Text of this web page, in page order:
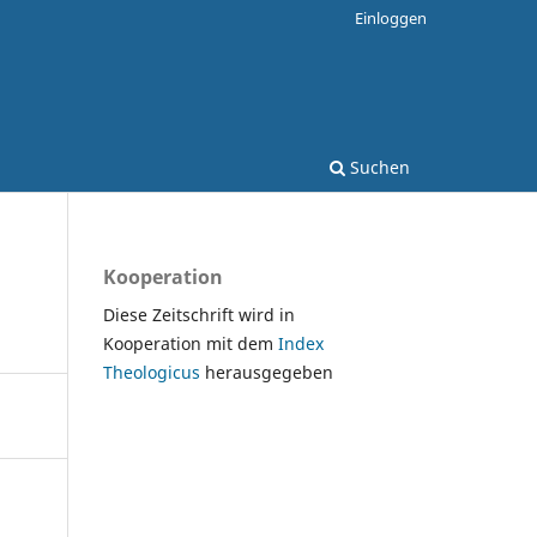
Suchen
Einloggen
Kooperation
Diese Zeitschrift wird in
Kooperation mit dem Index
Theologicus herausgegeben